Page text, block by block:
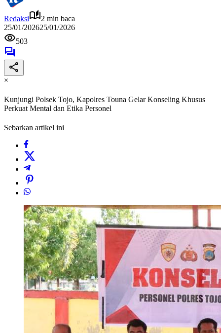
Redaksi
2 min baca
25/01/202625/01/2026
503
×
Kunjungi Polsek Tojo, Kapolres Touna Gelar Konseling Khusus
Perkuat Mental dan Etika Personel
Sebarkan artikel ini